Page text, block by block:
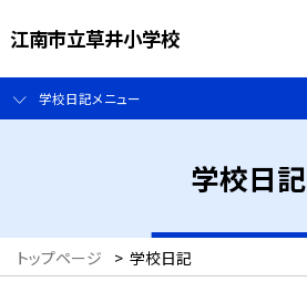
江南市立草井小学校
学校日記メニュー
学校日記
トップページ > 学校日記